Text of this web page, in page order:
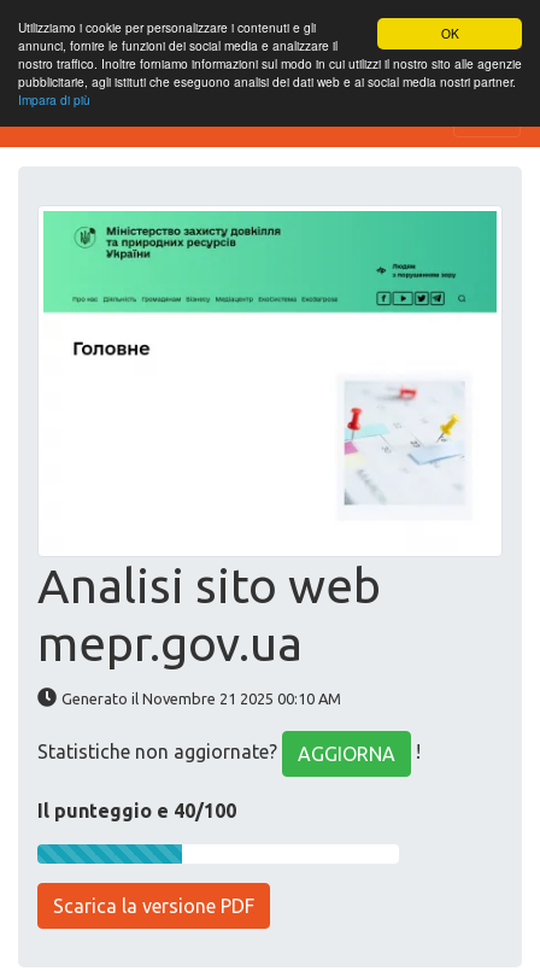
OK
Utilizziamo i cookie per personalizzare i contenuti e gli
annunci, fornire le funzioni dei social media e analizzare il
nostro traffico. Inoltre forniamo informazioni sul modo in cui utilizzi il nostro sito alle agenzie
pubblicitarie, agli istituti che eseguono analisi dei dati web e ai social media nostri partner.
Impara di più
Strumento di analisi del sito web
Analisi sito web
mepr.gov.ua
Generato il Novembre 21 2025 00:10 AM
Statistiche non aggiornate? AGGIORNA !
Il punteggio e 40/100
Scarica la versione PDF